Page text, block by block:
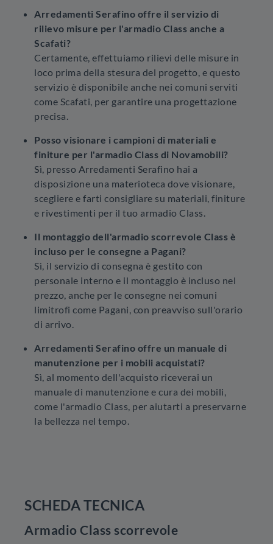
Arredamenti Serafino offre il servizio di
rilievo misure per l'armadio Class anche a
Scafati?
Certamente, effettuiamo rilievi delle misure in
loco prima della stesura del progetto, e questo
servizio è disponibile anche nei comuni serviti
come Scafati, per garantire una progettazione
precisa.
Posso visionare i campioni di materiali e
finiture per l'armadio Class di Novamobili?
Sì, presso Arredamenti Serafino hai a
disposizione una materioteca dove visionare,
scegliere e farti consigliare su materiali, finiture
e rivestimenti per il tuo armadio Class.
Il montaggio dell'armadio scorrevole Class è
incluso per le consegne a Pagani?
Sì, il servizio di consegna è gestito con
personale interno e il montaggio è incluso nel
prezzo, anche per le consegne nei comuni
limitrofi come Pagani, con preavviso sull'orario
di arrivo.
Arredamenti Serafino offre un manuale di
manutenzione per i mobili acquistati?
Sì, al momento dell'acquisto riceverai un
manuale di manutenzione e cura dei mobili,
come l'armadio Class, per aiutarti a preservarne
la bellezza nel tempo.
SCHEDA TECNICA
Armadio Class scorrevole